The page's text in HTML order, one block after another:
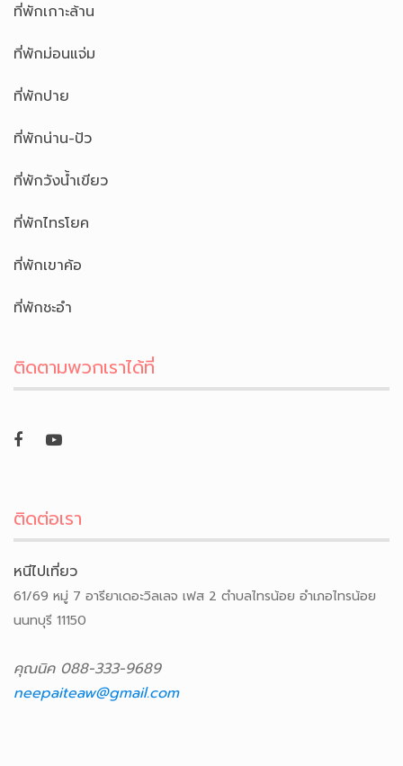
ที่พักเกาะล้าน
ที่พักม่อนแจ่ม
ที่พักปาย
ที่พักน่าน-ปัว
ที่พักวังน้ำเขียว
ที่พักไทรโยค
ที่พักเขาค้อ
ที่พักชะอำ
ติดตามพวกเราได้ที่
ติดต่อเรา
หนีไปเที่ยว
61/69 หมู่ 7 อารียาเดอะวิลเลจ เฟส 2 ตำบลไทรน้อย อำเภอไทรน้อย
นนทบุรี 11150
คุณนิค 088-333-9689
neepaiteaw@gmail.com